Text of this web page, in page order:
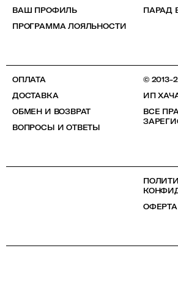
ВАШ ПРОФИЛЬ
ПРОГРАММА ЛОЯЛЬНОСТИ
ПАРАД В
ОПЛАТА
ДОСТАВКА
ОБМЕН И ВОЗВРАТ
ВОПРОСЫ И ОТВЕТЫ
© 2013-
ИП
ВСЕ
ОФЕРТА